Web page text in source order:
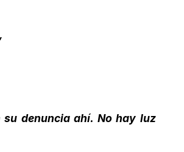
denuncia ahí. No hay luz